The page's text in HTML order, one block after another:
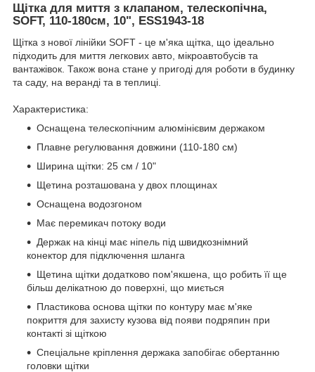
Щітка для миття з клапаном, телескопічна,
SOFT, 110-180см, 10", ESS1943-18
Щітка з нової лінійки SOFT - це м'яка щітка, що ідеально
підходить для миття легкових авто, мікроавтобусів та
вантажівок. Також вона стане у пригоді для роботи в будинку
та саду, на веранді та в теплиці.
Характеристика:
Оснащена телескопічним алюмінієвим держаком
Плавне регулювання довжини (110-180 см)
Ширина щітки: 25 см / 10"
Щетина розташована у двох площинах
Оснащена водозгоном
Має перемикач потоку води
Держак на кінці має ніпель під швидкознімний
конектор для підключення шланга
Щетина щітки додатково пом'якшена, що робить її ще
більш делікатною до поверхні, що миється
Пластикова основа щітки по контуру має м'яке
покриття для захисту кузова від появи подряпин при
контакті зі щіткою
Спеціальне кріплення держака запобігає обертанню
головки щітки